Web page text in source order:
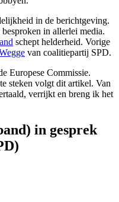
in de berichtgeving.
in allerlei media.
schept helderheid. Vorige
van coalitiepartij SPD.
Europese Commissie.
steken volgt dit artikel. Van
verrijkt en breng ik het
in gesprek